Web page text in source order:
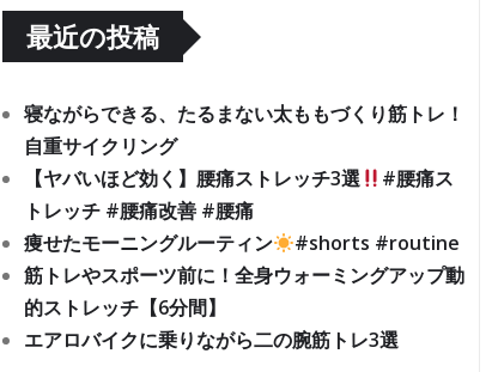
最近の投稿
寝ながらできる、たるまない太ももづくり筋トレ！
自重サイクリング
【ヤバいほど効く】腰痛ストレッチ3選
#腰痛ス
トレッチ #腰痛改善 #腰痛
痩せたモーニングルーティン
#shorts #routine
筋トレやスポーツ前に！全身ウォーミングアップ動
的ストレッチ【6分間】
エアロバイクに乗りながら二の腕筋トレ3選